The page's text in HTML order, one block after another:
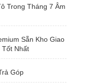
Trong Tháng 7 Âm
Sẵn Kho Giao
Tốt Nhất
Góp